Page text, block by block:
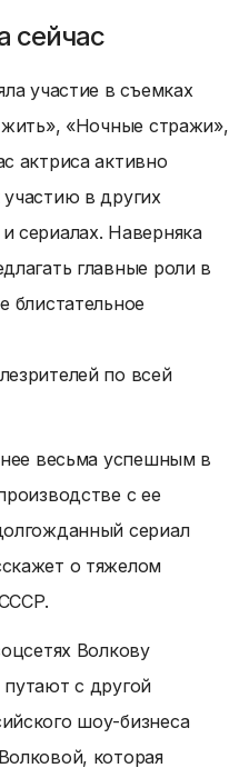
сейчас
участие в съемках
«Ночные стражи»,
актриса активно
в других
сериалах. Наверняка
главные роли в
блистательное
по всей
весьма успешным в
с ее
сериал
о тяжелом
Волкову
с другой
шоу-бизнеса
которая